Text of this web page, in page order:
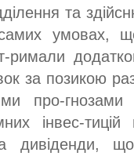
та
умовах,
за позикою
про-
інвес-
дивіденди,